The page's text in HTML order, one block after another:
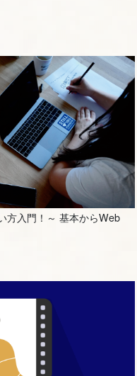
方入門！～ 基本からWeb